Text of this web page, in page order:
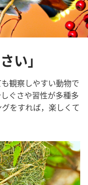
い」
観察​し​やすい​動物​で
ぐさ​や​習性​が​多種​多
を​すれ​ば，楽しく​て​